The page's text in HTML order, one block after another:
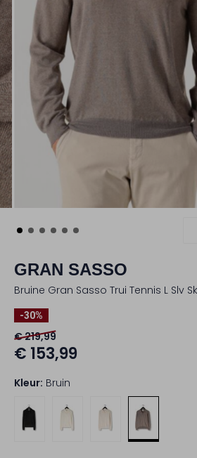
GRAN SASSO
Bruine Gran Sasso Trui Tennis L Slv
-30%
€ 219,99
€ 153,99
Kleur: Bruin